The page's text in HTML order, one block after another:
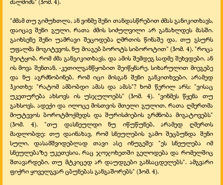
"ძმამ თუ გიმუხთლა, ან ვინმე შენი თანდასწრებით ძმას განიკითხავს,
დაიცავ შენი გული, რათა ძმის სიძულვილი არ განახლდეს მასში.
გაიხსენე შენი უამრავი შეცოდება ღმრთის წინაშე და, თუ გსურს
უფალმა მოგიტევოს, ნუ მიაგებ ბოროტს სიბოროტით" (ჰომ. 4). "როცა
შეიტყობ, რომ ძმა განგიკითხავს, და ამის შემდეგ სადმე შეხვდები, ან
ის მოვა შენთან, -კეთილგანწყობით შეიწყნარე, სიხარულით მიეგებე
და ნუ აგრძნობინებ, რომ იცი მისგან შენი განკითხვები, არამედ
ჰკითხე: "რატომ ამბობდი ამას და ამას"? ხომ წერილ არს: "ვისაც
უკეთურება ახსოვს ის უსჯულოებს" (ჰომ. 4). "ვინმეს წყენა თუ
გახსოვს, ადექი და ილოცე მისთვის მთელი გულით, რათა ღმერთმა
მიუტევოს ბოროტმოქმედს და შურისძიების გრძნობა მიგატოვებს"
(ჰომ. 4). "თუ დასნეულდი ნუ იწუწუნებ, არამედ ღმერთს
მადლობდე; თუ დაინახავ, რომ სნეულების გამო შეცბუნდა შენი
სული, დასამშვიდებლად თავი ასე ინუგეშე: "ეს სნეულება იმ
სნეულებაზე უკეთესია, რაც ჯოჯოხეთში გელოდება და რომელშიც
შთავარდები, თუ მტკიცედ არ დაუდგები განსაცდელებს". ამგვარი
ფიქრი ყოველგვარ ცბუნებას განგაშორებს" (ჰომ. 4).